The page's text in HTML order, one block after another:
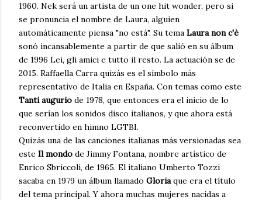
1960. Nek será un artista de un one hit wonder, pero si
se pronuncia el nombre de Laura, alguien
automáticamente piensa "no está". Su tema Laura non c'è
sonó incansablemente a partir de que salió en su álbum
de 1996 Lei, gli amici e tutto il resto. La actuación se de
2015. Raffaella Carra quizás es el símbolo más
representativo de Italia en España. Con temas como este
Tanti augurio de 1978, que entonces era el inicio de lo
que serían los sonidos disco italianos, y que ahora está
reconvertido en himno LGTBI.
Quizás una de las canciones italianas más versionadas sea
este Il mondo de Jimmy Fontana, nombre artístico de
Enrico Sbriccoli, de 1965. El italiano Umberto Tozzi
sacaba en 1979 un álbum llamado Gloriaque era el título
del tema principal. Y ahora muchas mujeres nacidas a